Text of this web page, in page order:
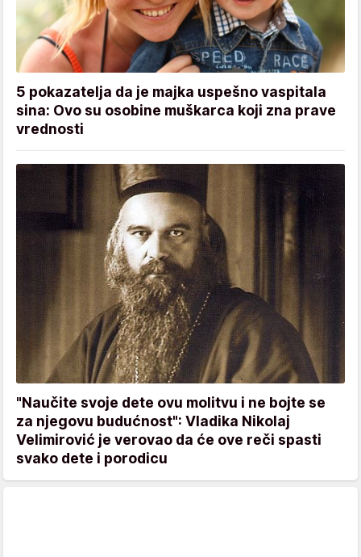
5 pokazatelja da je majka uspešno vaspitala
sina: Ovo su osobine muškarca koji zna prave
vrednosti
"Naučite svoje dete ovu molitvu i ne bojte se
za njegovu budućnost": Vladika Nikolaj
Velimirović je verovao da će ove reči spasti
svako dete i porodicu